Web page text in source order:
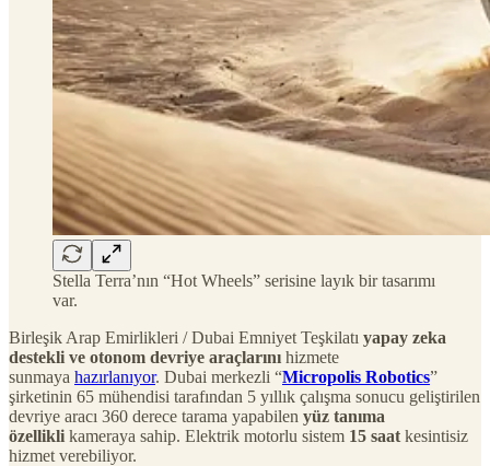
Stella Terra’nın “Hot Wheels” serisine layık bir tasarımı
var.
Birleşik Arap Emirlikleri / Dubai Emniyet Teşkilatı yapay zeka
destekli ve otonom devriye araçlarını hizmete
sunmaya hazırlanıyor. Dubai merkezli “Micropolis Robotics”
şirketinin 65 mühendisi tarafından 5 yıllık çalışma sonucu geliştirilen
devriye aracı 360 derece tarama yapabilen yüz tanıma
özellikli kameraya sahip. Elektrik motorlu sistem 15 saat kesintisiz
hizmet verebiliyor.